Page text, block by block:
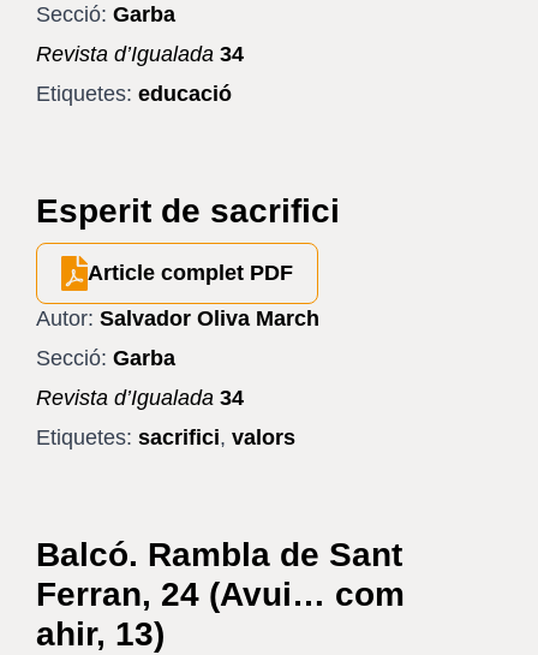
Secció: Garba
Revista d’Igualada 34
Etiquetes: educació
Esperit de sacrifici
Article complet PDF
Autor: Salvador Oliva March
Secció: Garba
Revista d’Igualada 34
Etiquetes: sacrifici, valors
Balcó. Rambla de Sant
Ferran, 24 (Avui… com
ahir, 13)